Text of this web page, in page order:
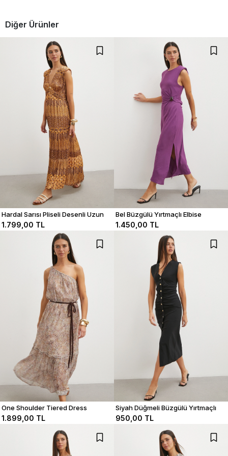
Diğer Ürünler
Hardal Sarısı Pliseli Desenli Uzun
Elbise
1.799,00 TL
Bel Büzgülü Yırtmaçlı Elbise
1.450,00 TL
One Shoulder Tiered Dress
1.899,00 TL
Siyah Düğmeli Büzgülü Yırtmaçlı
Elbise
950,00 TL